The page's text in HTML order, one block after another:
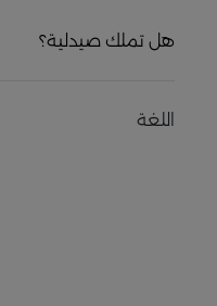
هل تملك صيدلية؟
اللغة